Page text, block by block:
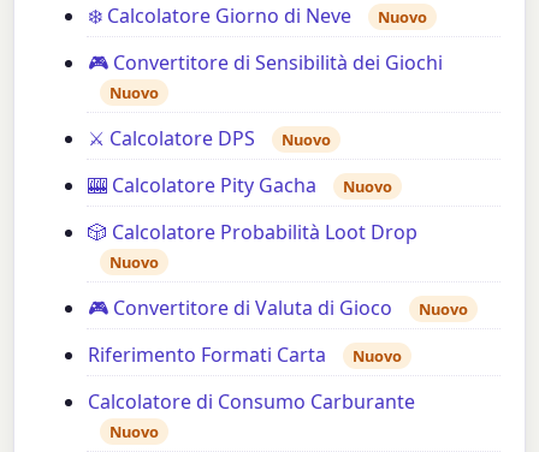
❄️ Calcolatore Giorno di Neve Nuovo
🎮 Convertitore di Sensibilità dei Giochi
Nuovo
⚔️ Calcolatore DPS Nuovo
🎰 Calcolatore Pity Gacha Nuovo
🎲 Calcolatore Probabilità Loot Drop
Nuovo
🎮 Convertitore di Valuta di Gioco Nuovo
Riferimento Formati Carta Nuovo
Calcolatore di Consumo Carburante
Nuovo